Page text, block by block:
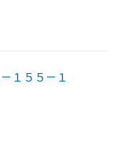
１５５－１